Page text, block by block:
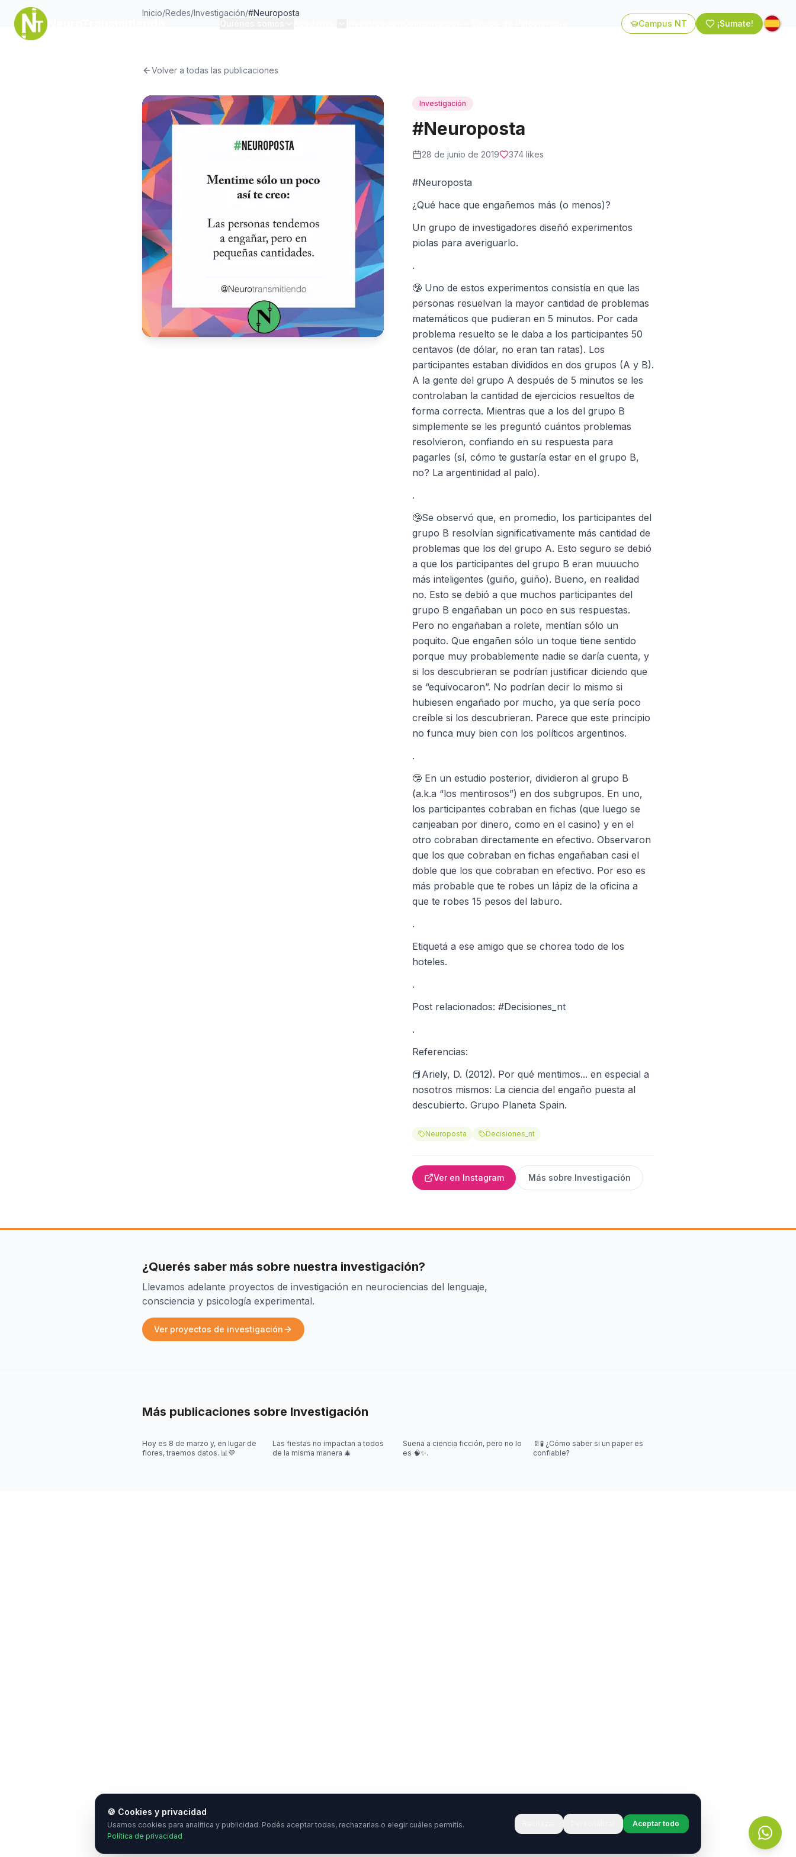
Campus NT ¡Sumate!
Inicio/Redes/Investigación/#Neuroposta
Volver a todas las publicaciones
Investigación
#Neuroposta
28 de junio de 2019 374 likes
#Neuroposta
¿Qué hace que engañemos más (o menos)?
Un grupo de investigadores diseñó experimentos
piolas para averiguarlo.
.
🤥 Uno de estos experimentos consistía en que las
personas resuelvan la mayor cantidad de problemas
matemáticos que pudieran en 5 minutos. Por cada
problema resuelto se le daba a los participantes 50
centavos (de dólar, no eran tan ratas). Los
participantes estaban divididos en dos grupos (A y B).
A la gente del grupo A después de 5 minutos se les
controlaban la cantidad de ejercicios resueltos de
forma correcta. Mientras que a los del grupo B
simplemente se les preguntó cuántos problemas
resolvieron, confiando en su respuesta para
pagarles (sí, cómo te gustaría estar en el grupo B,
no? La argentinidad al palo).
.
🤥Se observó que, en promedio, los participantes del
grupo B resolvían significativamente más cantidad de
problemas que los del grupo A. Esto seguro se debió
a que los participantes del grupo B eran muuucho
más inteligentes (guiño, guiño). Bueno, en realidad
no. Esto se debió a que muchos participantes del
grupo B engañaban un poco en sus respuestas.
Pero no engañaban a rolete, mentían sólo un
poquito. Que engañen sólo un toque tiene sentido
porque muy probablemente nadie se daría cuenta, y
si los descubrieran se podrían justificar diciendo que
se “equivocaron”. No podrían decir lo mismo si
hubiesen engañado por mucho, ya que sería poco
creíble si los descubrieran. Parece que este principio
no funca muy bien con los políticos argentinos.
.
🤥 En un estudio posterior, dividieron al grupo B
(a.k.a “los mentirosos”) en dos subgrupos. En uno,
los participantes cobraban en fichas (que luego se
canjeaban por dinero, como en el casino) y en el
otro cobraban directamente en efectivo. Observaron
que los que cobraban en fichas engañaban casi el
doble que los que cobraban en efectivo. Por eso es
más probable que te robes un lápiz de la oficina a
que te robes 15 pesos del laburo.
.
Etiquetá a ese amigo que se chorea todo de los
hoteles.
.
Post relacionados: #Decisiones_nt
.
Referencias:
📕Ariely, D. (2012). Por qué mentimos... en especial a
nosotros mismos: La ciencia del engaño puesta al
descubierto. Grupo Planeta Spain.
Neuroposta Decisiones_nt
Ver en Instagram Más sobre Investigación
¿Querés saber más sobre nuestra investigación?
Llevamos adelante proyectos de investigación en neurociencias del lenguaje,
consciencia y psicología experimental.
Ver proyectos de investigación
Más publicaciones sobre Investigación
Hoy es 8 de marzo y, en lugar de
flores, traemos datos. 📊💜
Las fiestas no impactan a todos
de la misma manera 🎄
Suena a ciencia ficción, pero no lo
es 🧠✨.
📄🧪 ¿Cómo saber si un paper es
confiable?
🍪 Cookies y privacidad
Usamos cookies para analítica y publicidad. Podés aceptar todas, rechazarlas o elegir cuáles permitís.
Política de privacidad
Aceptar todo